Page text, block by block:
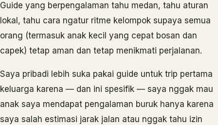
Guide yang berpengalaman tahu medan, tahu aturan
lokal, tahu cara ngatur ritme kelompok supaya semua
orang (termasuk anak kecil yang cepat bosan dan
capek) tetap aman dan tetap menikmati perjalanan.
Saya pribadi lebih suka pakai guide untuk trip pertama
keluarga karena — dan ini spesifik — saya nggak mau
anak saya mendapat pengalaman buruk hanya karena
saya salah estimasi jarak jalan atau nggak tahu izin